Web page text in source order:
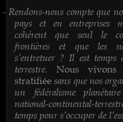
- Rendons-nous compte que
pays et en entreprises
cohérent que seul le
frontières et que les
s’entretuer ? Il est temps
terrestre. Nous
stratifiée sans que nos
un fédéralisme
national-continental-
temps pour s’occuper de